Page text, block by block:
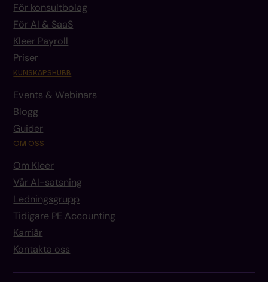
För konsultbolag
För AI & SaaS
Kleer Payroll
Priser
KUNSKAPSHUBB
Events & Webinars
Blogg
Guider
OM OSS
Om Kleer
Vår AI-satsning
Ledningsgrupp
Tidigare PE Accounting
Karriär
Kontakta oss